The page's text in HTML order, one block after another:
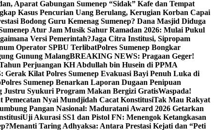
Aparat Gabungan Sumenep “Sidak” Kafe dan Tempat
Kasus Pencurian Uang Berulang, Kerugian Korban Capai
Bodong Guru Kemenag Sumenep? Dana Masjid Diduga
Atur Jam Musik Sahur Ramadan 2026: Mulai Pukul
Versi Pemerintah?Jaga Citra Institusi, Sipropam
Operator SPBU TerlibatPolres Sumenep Bongkar
Gunung MalangBREAKING NEWS: Pragaan Geger!
Perjuangan KH Abdullah bin Husein di PPMA
Kilat Polres Sumenep Evakuasi Bayi Penuh Luka di
Polres Sumenep Benarkan Laporan Dugaan Penipuan
Syukuri Program Makan Bergizi GratisWaspada!
Pemecatan Nyai Mundjidah Cacat KonstitusiTak Mau Rakyat
Pangan Nasional: Maduratani Award 2026 Getarkan
Uji Akurasi SS1 dan Pistol FN: Menengok Ketangkasan
Menanti Taring Adhyaksa: Antara Prestasi Kejati dan “Peti